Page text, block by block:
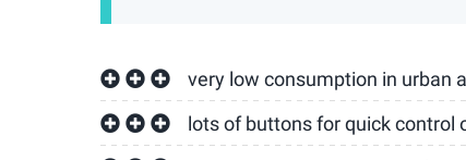
very low consumption in urban
lots of buttons for quick control